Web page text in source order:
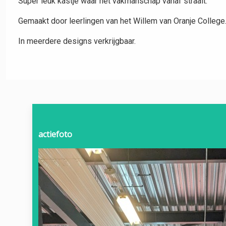
Gemaakt door leerlingen van het Willem van Oranje College.
In meerdere designs verkrijgbaar.
actiefoto